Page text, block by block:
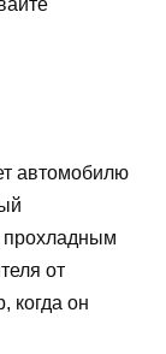
автомобилю
прохладным
от
когда он